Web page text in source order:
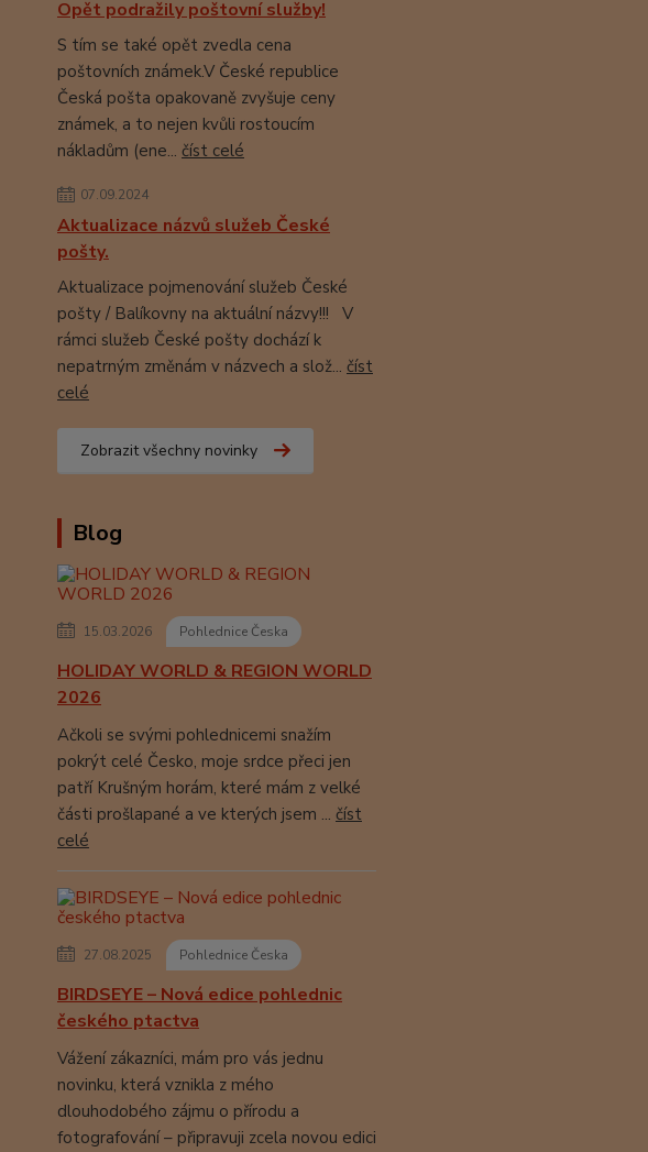
Opět podražily poštovní služby!
S tím se také opět zvedla cena
poštovních známek.V České republice
Česká pošta opakovaně zvyšuje ceny
známek, a to nejen kvůli rostoucím
nákladům (ene... číst celé
07.09.2024
Aktualizace názvů služeb České
pošty.
Aktualizace pojmenování služeb České
pošty / Balíkovny na aktuální názvy!!! V
rámci služeb České pošty dochází k
nepatrným změnám v názvech a slož... číst
celé
Zobrazit všechny novinky
Blog
15.03.2026 Pohlednice Česka
HOLIDAY WORLD & REGION WORLD
2026
Ačkoli se svými pohlednicemi snažím
pokrýt celé Česko, moje srdce přeci jen
patří Krušným horám, které mám z velké
části prošlapané a ve kterých jsem ... číst
celé
27.08.2025 Pohlednice Česka
BIRDSEYE – Nová edice pohlednic
českého ptactva
Vážení zákazníci, mám pro vás jednu
novinku, která vznikla z mého
dlouhodobého zájmu o přírodu a
fotografování – připravuji zcela novou edici